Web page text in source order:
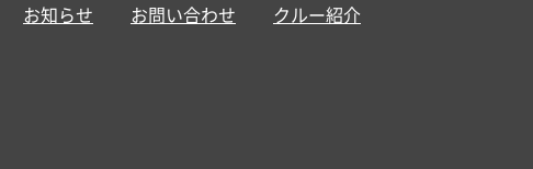
お知らせ お問い合わせ
クルー紹介